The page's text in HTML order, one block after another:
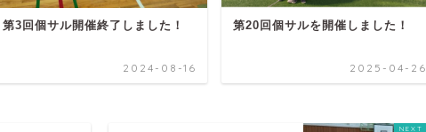
第3回個サル開催終了しました！
2024-08-16
第20回個サルを開催しました！
2025-04-26